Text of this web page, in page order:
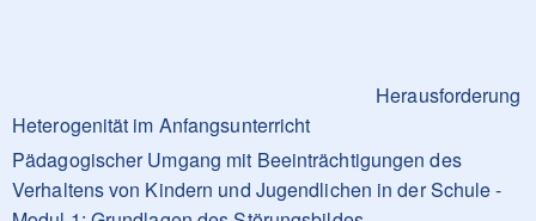
Herausforderung
Heterogenität im Anfangsunterricht
Pädagogischer Umgang mit Beeinträchtigungen des
Verhaltens von Kindern und Jugendlichen in der Schule -